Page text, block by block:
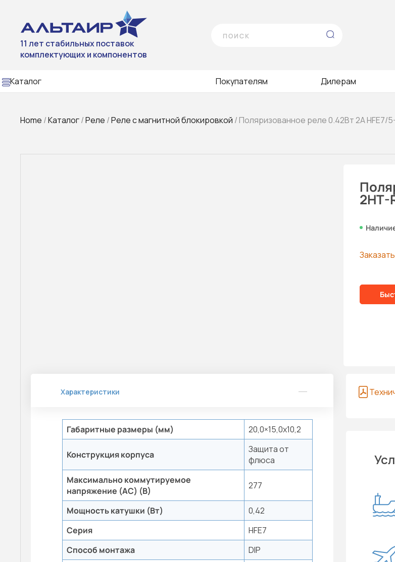
11 лет стабильных поставок
комплектующих и компонентов
Каталог Покупателям Дилерам
Home /Каталог/Реле /Реле с магнитной блокировкой / Поляризованное реле 0.42Вт 2A HFE7/
2HT-
Характеристики
Габаритные размеры (мм) 20,0×15,0x10,2
Конструкция корпуса
Защита от
флюса
Максимально коммутируемое
напряжение (AC) (В)
277
Мощность катушки (Вт)
0,42
Серия
HFE7
Способ монтажа
DIP